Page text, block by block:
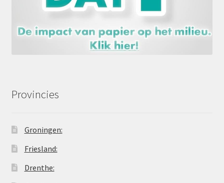
Provincies
Groningen:
Friesland:
Drenthe: